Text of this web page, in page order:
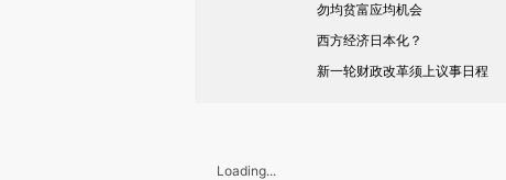
勿均贫富应均机会
西方经济日本化？
新一轮财政改革须上议事日程
Loading...